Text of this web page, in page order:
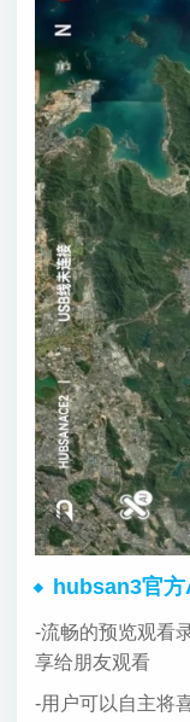
hubsan3官方
-流畅的预览观看
享给朋友观看
-用户可以自主将